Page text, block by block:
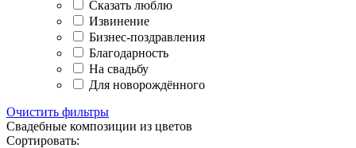
Сказать люблю
Извинение
Бизнес-поздравления
Благодарность
На свадьбу
Для новорождённого
Очистить фильтры
Свадебные композиции из цветов
Сортировать: